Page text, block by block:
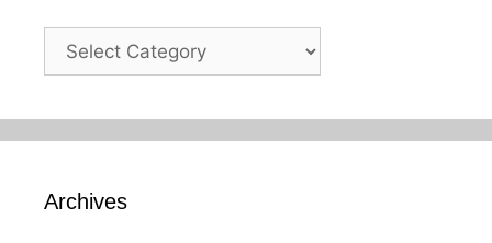
Categories
Archives